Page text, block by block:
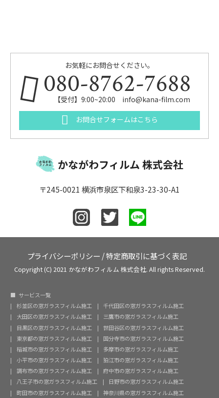
お気軽にお問合せください。
080-8762-7688
【受付】9:00~20:00 info@kana-film.com
お問合せフォームはこちら
かながわフィルム 株式会社
〒245-0021 横浜市泉区下和泉3-23-30-A1
プライバシーポリシー /特定商取引に基づく表記
Copyright (C) 2021 かながわフィルム 株式会社. All rights Reserved.
サービス一覧
杉並区の窓ガラスフィルム施工
千代田区の窓ガラスフィルム施工
大田区の窓ガラスフィルム施工
三鷹市の窓ガラスフィルム施工
目黒区の窓ガラスフィルム施工
世田谷区の窓ガラスフィルム施工
東京都の窓ガラスフィルム施工
国分寺市の窓ガラスフィルム施工
稲城市の窓ガラスフィルム施工
多摩市の窓ガラスフィルム施工
小平市の窓ガラスフィルム施工
狛江市の窓ガラスフィルム施工
調布市の窓ガラスフィルム施工
府中市の窓ガラスフィルム施工
八王子市の窓ガラスフィルム施工
日野市の窓ガラスフィルム施工
町田市の窓ガラスフィルム施工
神奈川県の窓ガラスフィルム施工